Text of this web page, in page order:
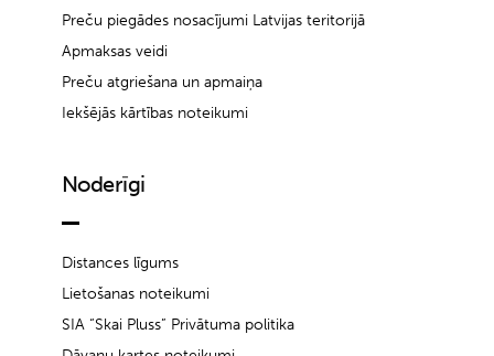
Preču piegādes nosacījumi Latvijas teritorijā
Apmaksas veidi
Preču atgriešana un apmaiņa
Iekšējās kārtības noteikumi
Noderīgi
Distances līgums
Lietošanas noteikumi
SIA “Skai Pluss” Privātuma politika